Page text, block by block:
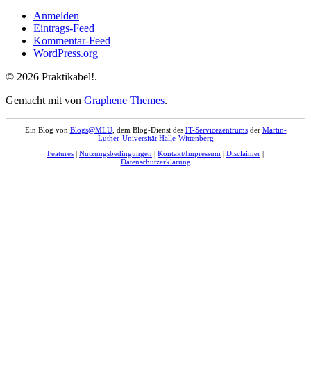
Anmelden
Eintrags-Feed
Kommentar-Feed
WordPress.org
© 2026 Praktikabel!.
Gemacht mitvon Graphene Themes.
Ein Blog von Blogs@MLU, dem Blog-Dienst des IT-Servicezentrumsder Martin-
Luther-Universität Halle-Wittenberg
Features
Nutzungsbedingungen Kontakt/Impressum Disclaimer
Datenschutzerklärung